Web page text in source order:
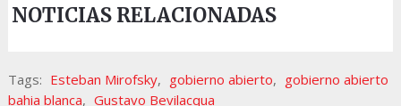
NOTICIAS RELACIONADAS
Tags: Esteban Mirofsky, gobierno abierto, gobierno abierto
bahia blanca, Gustavo Bevilacqua